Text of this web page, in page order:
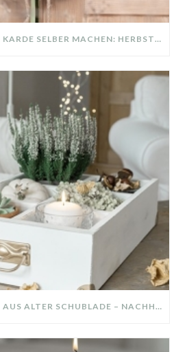
KRANZ AUS WILDEN KARDE SELBER MACHEN: HERBSTDEKO GANZ EINFACH
DIY-DEKO-TABLETT AUS ALTER SCHUBLADE – NACHHALTIGE HERBSTDEKO SELBER MACHEN!